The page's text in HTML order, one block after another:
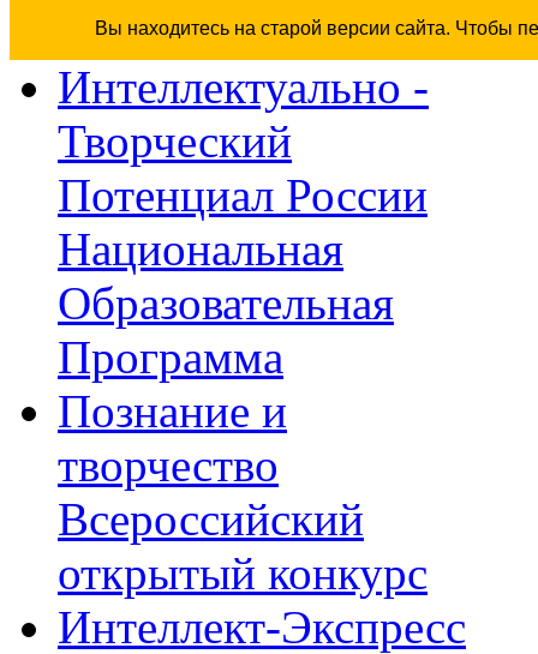
Вы находитесь на старой версии сайта. Чтобы
Интеллектуально -
Творческий
Потенциал России
Национальная
Образовательная
Программа
Познание и
творчество
Всероссийский
открытый конкурс
Интеллект-Экспресс